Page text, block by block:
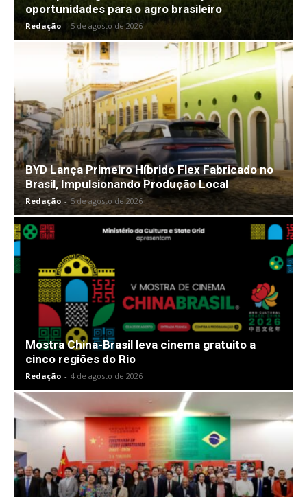
oportunidades para o agro brasileiro
Redação - 5 de agosto de 2026
BYD Lança Primeiro Híbrido Flex Fabricado no
Brasil, Impulsionando Produção Local
Redação - 5 de agosto de 2026
Mostra China-Brasil leva cinema gratuito a
cinco regiões do Rio
Redação - 4 de agosto de 2026